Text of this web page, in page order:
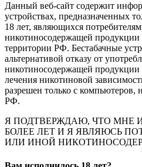
Данный веб-сайт содержит
устройствах, предназначенных
18 лет, являющихся
никотиносодержащей
территории РФ. Бестабачные
альтернативой отказу от
никотиносодержащей продукции
лечения никотиновой
разрешен только с компьютеров,
РФ.
Я ПОДТВЕРЖДАЮ, ЧТО МНЕ
БОЛЕЕ ЛЕТ И Я ЯВЛЯЮСЬ
ИЛИ ИНОЙ